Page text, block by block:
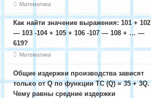
Математика
Как найти значение выражения: 101 + 102
— 103 -104 + 105 + 106 -107 — 108 + … —
619?
Математика
Общие издержки производства зависят
только от Q по функции ТС (Q) = 35 + 3Q.
Чему равны средние издержки